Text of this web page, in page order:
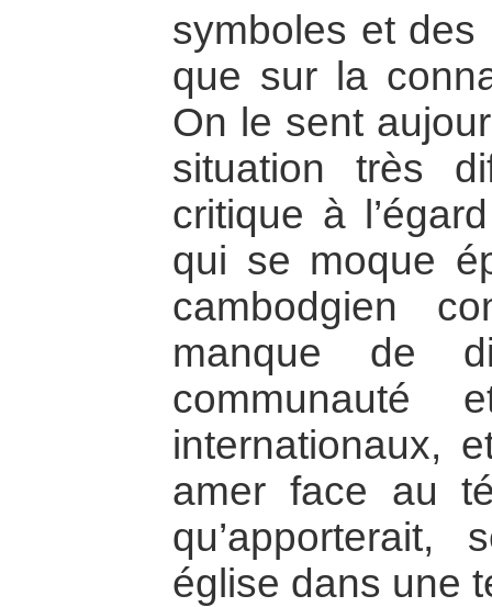
symboles et
que sur la
On le sent
situation très
critique à
qui se moque
cambodgien
manque de
communauté
internationaux,
amer face au
église dans une